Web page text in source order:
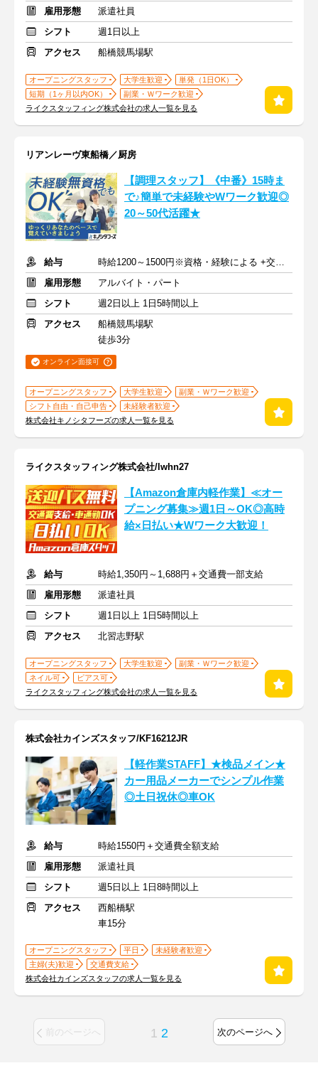
雇用形態
派遣社員
シフト
週1日以上
アクセス
船橋競馬場駅
オープニングスタッフ 大学生歓迎
単発（1日OK）
短期（1ヶ月以内OK）
副業・Ｗワーク歓迎
ライクスタッフィング株式会社の求人一覧を見る
リアンレーヴ東船橋／厨房
【調理スタッフ】《中番》15時ま
で♪簡単で未経験やWワーク歓迎◎
20～50代活躍★
給与
時給1200～1500円※資格・経験による +交通費支給
雇用形態
アルバイト・パート
シフト
週2日以上 1日5時間以上
アクセス
船橋競馬場駅
徒歩3分
オンライン面接可
オープニングスタッフ 大学生歓迎
副業・Ｗワーク歓迎
シフト自由・自己申告
未経験者歓迎
株式会社キノシタフーズの求人一覧を見る
ライクスタッフィング株式会社/lwhn27
【Amazon倉庫内軽作業】≪オー
プニング募集≫週1日～OK◎高時
給×日払い★Wワーク大歓迎！
給与
時給1,350円～1,688円＋交通費一部支給
雇用形態
派遣社員
シフト
週1日以上 1日5時間以上
アクセス
北習志野駅
オープニングスタッフ 大学生歓迎
副業・Ｗワーク歓迎
ネイル可
ピアス可
ライクスタッフィング株式会社の求人一覧を見る
株式会社カインズスタッフ/KF16212JR
【軽作業STAFF】★検品メイン★
カー用品メーカーでシンプル作業
◎土日祝休◎車OK
給与
時給1550円＋交通費全額支給
雇用形態
派遣社員
シフト
週5日以上 1日8時間以上
アクセス
西船橋駅
車15分
オープニングスタッフ 平日
未経験者歓迎
主婦(夫)歓迎
交通費支給
株式会社カインズスタッフの求人一覧を見る
前のページへ 1 2 次のページへ